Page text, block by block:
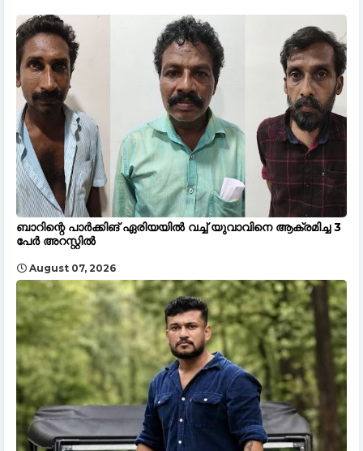
ബാറിന്റെ പാർക്കിങ് ഏരിയയിൽ വച്ച് യുവാവിനെ ആക്രമിച്ച 3
പേർ അറസ്റ്റിൽ
August 07, 2026